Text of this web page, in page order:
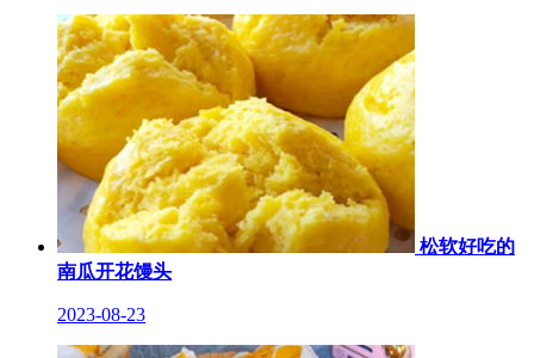
松软好吃的
南瓜开花馒头
2023-08-23